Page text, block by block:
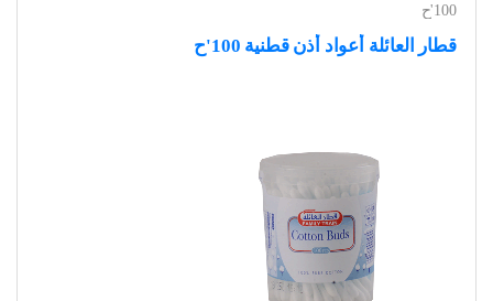
100'ح
قطار العائلة أعواد أذن قطنية 100'ح